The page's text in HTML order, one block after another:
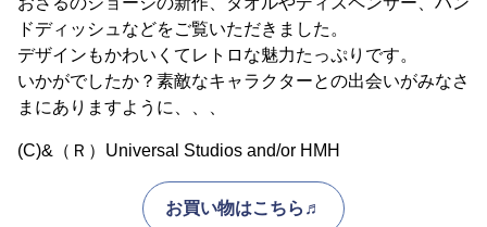
ドディッシュなどをご覧いただきました。
デザインもかわいくてレトロな魅力たっぷりです。
いかがでしたか？素敵なキャラクターとの出会いがみなさ
まにありますように、、、
(C)&（Ｒ）Universal Studios and/or HMH
お買い物はこちら♬